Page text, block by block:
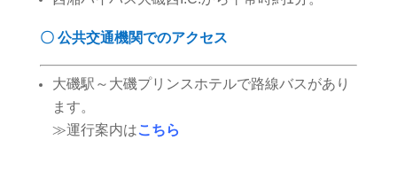
〇 公共交通機関でのアクセス
大磯駅～大磯プリンスホテルで路線バスがあり
ます。
≫運行案内はこちら